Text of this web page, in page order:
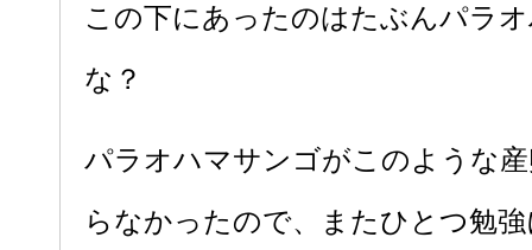
この下にあったのはたぶんパラ
な？
パラオハマサンゴがこのような
らなかったので、またひとつ勉